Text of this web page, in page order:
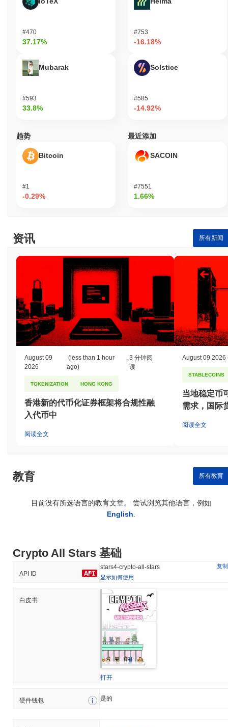
和韧性。定期审计和对多客户端多样性的关注也有助于Crypto All
Crypto All Stars是否面临任何争议或风险？
Crypto All Stars在2023年初面临了一些与社区治理争议相关的问
致社区参与和信任的暂时下降。作为回应，团队实施了一系列治理
改革，旨在提高决策过程的透明度和包容性。这些改革包括引入更
项目还遇到了区块链平台典型的技术风险，例如智能合约中的潜在
漏洞。为了解决这些问题，团队进行了多次安全审计，并建立了漏
性。
Crypto All Stars (STARS) 常见问题 – 关键指标
我在哪里可以购买 Crypto All Stars (STARS)?
Crypto All Stars 当前的日交易量是多少?
截至过去24小时,Crypto All Stars 的交易量为$0.00000000.
Crypto All Stars 的价格范围历史是什么?
历史最高价(ATH):
$0.000058
历史最低价(ATL):
$0.00000000
Crypto All Stars 目前的交易价格低于其ATH~95.57%
与更广泛的加密市场相比,Crypto All Stars 的表现如
在过去7天里,Crypto All Stars 上涨了0.00%
。这表明相对于更广泛的市场势头,STARS 的价
格走势表现强劲。
#470
37.17%
Mubarak
#593
33.8%
#753
-16.18%
Solstice
#585
-14.92%
趋势
Bitcoin
#1
-0.29%
最近添加
SACOIN
#7551
1.66%
资讯 所有新闻
August 09
2026
(less than 1 hour
ago)
,3 分钟阅
读
TOKENIZATION HONG KONG
香港新的代币化证券框架将合规性融
入代币中
阅读全文
August 09 2026
STABLECOINS
当地稳定币
需求，国际
阅读全文
教育 所有教育
目前没有所选语言的教育文章。 尝试浏览其他语言，例如
English
Crypto All Stars 基础
API ID
stars4-crypto-all-stars
复制
显示如何使用
白皮书
打开
硬件钱包 是的